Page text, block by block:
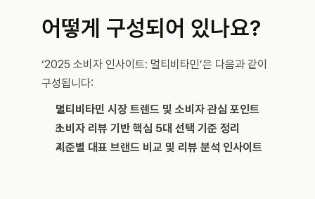
어떻게 구성되어 있나요?
‘2025 소비자 인사이트: 멀티비타민’은 다음과 같이
구성됩니다:
멀티비타민 시장 트렌드 및 소비자 관심 포인트
소비자 리뷰 기반 핵심 5대 선택 기준 정리
기준별 대표 브랜드 비교 및 리뷰 분석 인사이트